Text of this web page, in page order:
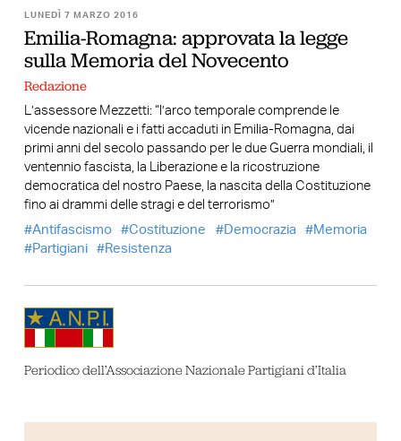
LUNEDÌ 7 MARZO 2016
Emilia-Romagna: approvata la legge
sulla Memoria del Novecento
Redazione
L’assessore Mezzetti: “l’arco temporale comprende le
vicende nazionali e i fatti accaduti in Emilia-Romagna, dai
primi anni del secolo passando per le due Guerra mondiali, il
ventennio fascista, la Liberazione e la ricostruzione
democratica del nostro Paese, la nascita della Costituzione
fino ai drammi delle stragi e del terrorismo”
Antifascismo
Costituzione Democrazia
Memoria
Partigiani
Resistenza
Periodico dell’Associazione Nazionale Partigiani d’Italia